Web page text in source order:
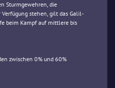
Sturmgewehren, die
stehen, gilt das Galil-
beim Kampf auf mittlere bis
zwischen 0% und 60%